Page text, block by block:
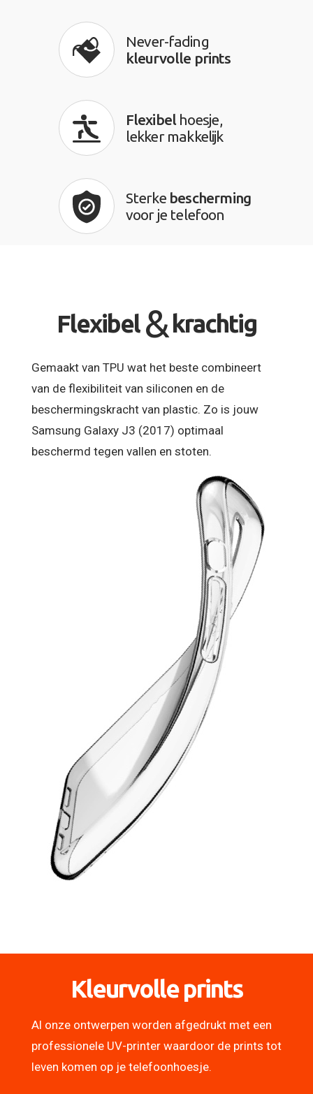
Never-fading
kleurvolle prints
Flexibelhoesje,
lekker makkelijk
Sterke bescherming
voor je telefoon
Flexibel &krachtig
Gemaakt van TPU wat het beste combineert
van de flexibiliteit van siliconen en de
beschermingskracht van plastic. Zo is jouw
Samsung Galaxy J3 (2017) optimaal
beschermd tegen vallen en stoten.
Kleurvolle prints
Al onze ontwerpen worden afgedrukt met een
professionele UV-printer waardoor de prints tot
leven komen op je telefoonhoesje.